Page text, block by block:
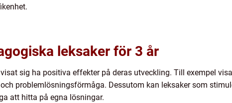
leksaker för 3 år
sig ha positiva effekter på deras utveckling. Till exempel
problemlösningsförmåga. Dessutom kan leksaker som
att hitta på egna lösningar.